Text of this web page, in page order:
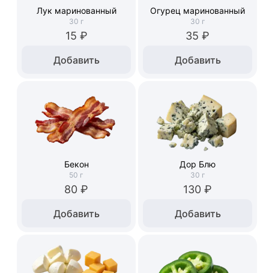
Лук маринованный
30 г
15 ₽
Добавить
Огурец маринованный
30 г
35 ₽
Добавить
Бекон
50 г
80 ₽
Добавить
Дор Блю
30 г
130 ₽
Добавить